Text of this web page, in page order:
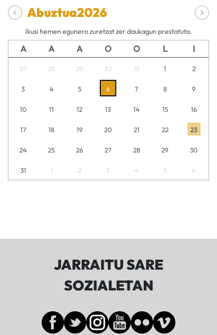
Abuztua2026
Ikusi hemen egunero zuretzat zer daukagun prestatuta.
A A A O O L I
27 28 29 30 31 1 2
3 4 5 6 7 8 9
10 11 12 13 14 15 16
17 18 19 20 21 22 23
24 25 26 27 28 29 30
31 1 2 3 4 5 6
JARRAITU SARE
SOZIALETAN